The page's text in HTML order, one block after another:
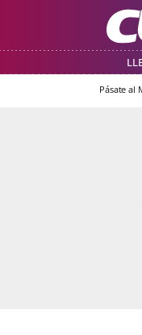
Pásate al